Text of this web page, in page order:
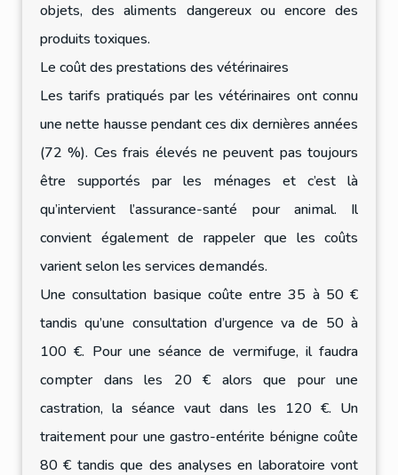
objets, des aliments dangereux ou encore des
produits toxiques.
Le coût des prestations des vétérinaires
Les tarifs pratiqués par les vétérinaires ont connu
une nette hausse pendant ces dix dernières années
(72 %). Ces frais élevés ne peuvent pas toujours
être supportés par les ménages et c’est là
qu’intervient l’assurance-santé pour animal. Il
convient également de rappeler que les coûts
varient selon les services demandés.
Une consultation basique coûte entre 35 à 50 €
tandis qu’une consultation d’urgence va de 50 à
100 €. Pour une séance de vermifuge, il faudra
compter dans les 20 € alors que pour une
castration, la séance vaut dans les 120 €. Un
traitement pour une gastro-entérite bénigne coûte
80 € tandis que des analyses en laboratoire vont